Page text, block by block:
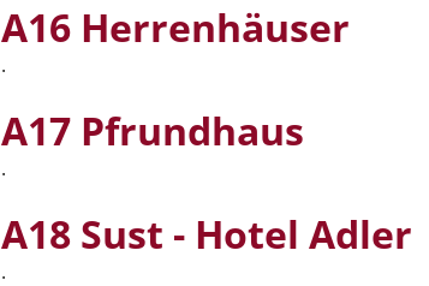
A16 Herrenhäuser
.
A17 Pfrundhaus
.
A18 Sust - Hotel Adler
.